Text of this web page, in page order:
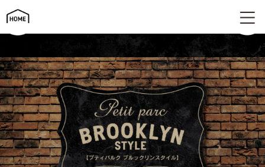
ブルックリンスタイルの家 | プティパルク